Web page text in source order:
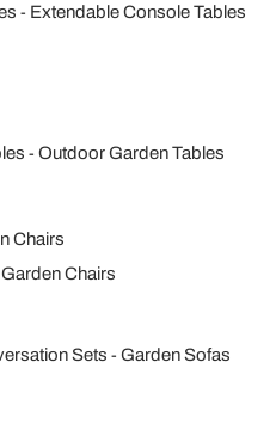
Extendable Console Tables
Outdoor Garden Tables
Chairs
Garden Chairs
Sets
Garden Sofas